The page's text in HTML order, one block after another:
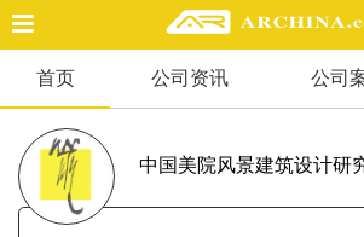
精选案例
建 筑
景 观
室 内
视 频
首页 公司资讯 公司
中国美院风景建筑设计研